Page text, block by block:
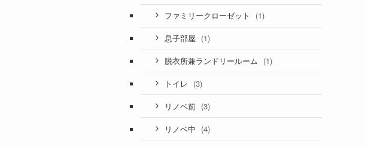
ファミリークローゼット (1)
息子部屋 (1)
脱衣所兼ランドリールーム (1)
トイレ (3)
リノベ前 (3)
リノベ中 (4)